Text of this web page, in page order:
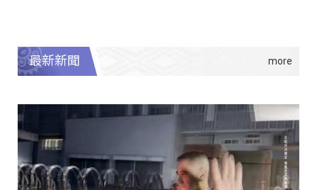
最新新聞